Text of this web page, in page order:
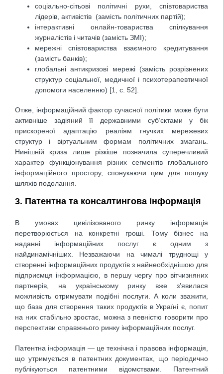
соціально-сітьові політичні рухи, співтовариства
лідерів, активістів (замість політичних партій);
інтерактивні онлайн-товариства спілкування
журналістів і читачів (замість ЗМІ);
мережні співтовариства взаємного кредитування
(замість банків);
глобальні антикризові мережі (замість розрізнених
структур соціальної, медичної і психотерапевтичної
допомоги населенню) [1, с. 52].
Отже, інформаційний фактор сучасної політики може бути
активніше задіяний її державними суб’єктами у бік
прискореної адаптацію реаліям гнучких мережевих
структур і віртуальним формам політичних змагань.
Нинішній криза лише різкіше позначила суперечливий
характер функціонування різних сегментів глобального
інформаційного простору, спонукаючи цим для пошуку
шляхів подолання.
3. Патентна та консалтингова інформація
В умовах цивілізованого ринку інформація
перетворюється на конкретні гроші. Тому бізнес на
наданні інформаційних послуг є одним з
найдинамічніших. Незважаючи на чималі труднощі у
створенні інформаційних продуктів з найнеобхіднішою для
підприємця інформацією, в першу чергу про вітчизняних
партнерів, на українському ринку вже з’явилася
можливість отримувати подібні послуги. А коли зважити,
що база для створення таких продуктів в Україні є, попит
на них стабільно зростає, можна з певністю говорити про
перспективи справжнього ринку інформаційних послуг.
Патентна інформація — це технічна і правова інформація,
що утримується в патентних документах, що періодично
публікуються патентними відомствами. Патентний